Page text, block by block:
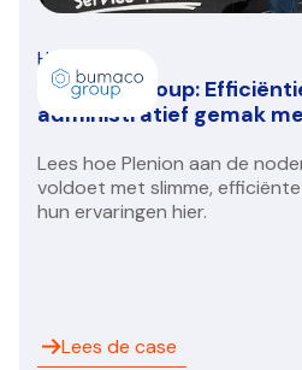
HVAC/R
Bumaco Group:
administratief gemak
Lees hoe Plenion aan de
voldoet met slimme,
hun ervaringen hier.
Lees de case